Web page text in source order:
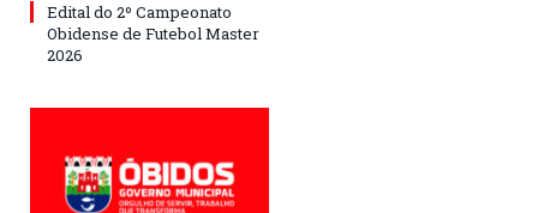
Edital do 2º Campeonato
Obidense de Futebol Master
2026